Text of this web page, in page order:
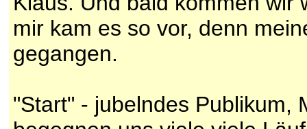
mir kam es so vor, denn
gegangen.
"Start" - jubelndes Publikum,